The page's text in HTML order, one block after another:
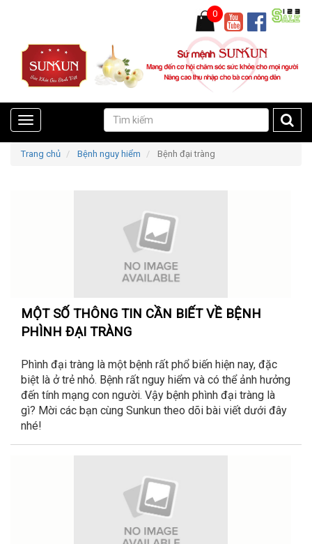
0
Toggle
Trang chủ Bệnh nguy hiểm Bệnh đại tràng
MỘT SỐ THÔNG TIN CẦN BIẾT VỀ BỆNH
PHÌNH ĐẠI TRÀNG
Phình đại tràng là một bệnh rất phổ biến hiện nay, đặc
biệt là ở trẻ nhỏ. Bệnh rất nguy hiểm và có thể ảnh hưởng
đến tính mạng con người. Vậy bệnh phình đại tràng là
gì? Mời các bạn cùng Sunkun theo dõi bài viết dưới đây
nhé!